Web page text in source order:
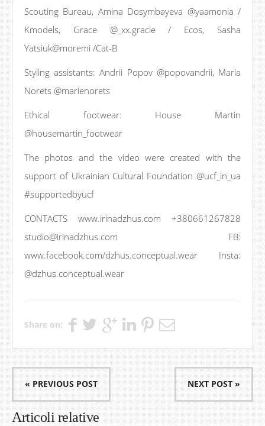
Scouting Bureau, Amina Dosymbayeva @yaamonia /
Kmodels, Grace @_xx.gracie / Ecos, Sasha
Yatsiuk@moremi /Cat-B
Styling assistants: Andrii Popov @popovandrii, Maria
Norets @marienorets
Ethical footwear: House Martin
@housemartin_footwear
The photos and the video were created with the
support of Ukrainian Cultural Foundation @ucf_in_ua
#supportedbyucf
CONTACTS www.irinadzhus.com +380661267828
studio@irinadzhus.com FB:
www.facebook.com/dzhus.conceptual.wear Insta:
@dzhus.conceptual.wear
Share on:
« PREVIOUS POST NEXT POST »
Articoli relative